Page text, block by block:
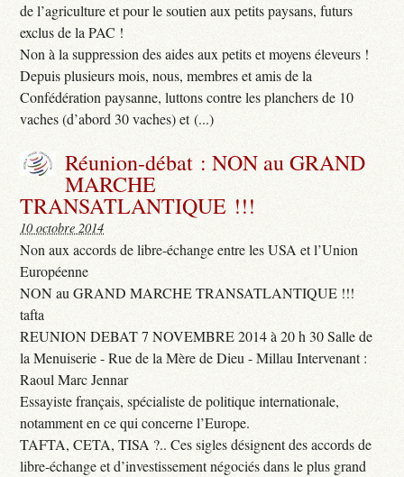
de l’agriculture et pour le soutien aux petits paysans, futurs
exclus de la PAC !
Non à la suppression des aides aux petits et moyens éleveurs !
Depuis plusieurs mois, nous, membres et amis de la
Confédération paysanne, luttons contre les planchers de 10
vaches (d’abord 30 vaches) et (...)
Réunion-débat : NON au GRAND
MARCHE
TRANSATLANTIQUE !!!
10 octobre 2014
Non aux accords de libre-échange entre les USA et l’Union
Européenne
NON au GRAND MARCHE TRANSATLANTIQUE !!!
tafta
REUNION DEBAT 7 NOVEMBRE 2014 à 20 h 30 Salle de
la Menuiserie - Rue de la Mère de Dieu - Millau Intervenant :
Raoul Marc Jennar
Essayiste français, spécialiste de politique internationale,
notamment en ce qui concerne l’Europe.
TAFTA, CETA, TISA ?.. Ces sigles désignent des accords de
libre-échange et d’investissement négociés dans le plus grand